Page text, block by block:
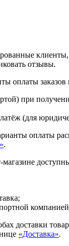
отзывы.
оплаты заказов
при
(для
оплаты
.
доставки
«Доставка».